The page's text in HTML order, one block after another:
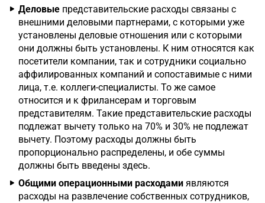
Деловые представительские расходы связаны с
внешними деловыми партнерами, с которыми уже
установлены деловые отношения или с которыми
они должны быть установлены. К ним относятся как
посетители компании, так и сотрудники социально
аффилированных компаний и сопоставимые с ними
лица, т.е. коллеги-специалисты. То же самое
относится и к фрилансерам и торговым
представителям. Такие представительские расходы
подлежат вычету только на 70% и 30% не подлежат
вычету. Поэтому расходы должны быть
пропорционально распределены, и обе суммы
должны быть введены здесь.
Общими операционными расходами являются
расходы на развлечение собственных сотрудников,